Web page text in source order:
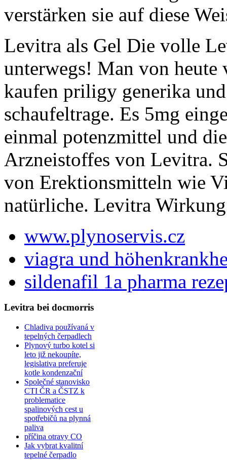
verstärken sie auf diese
Levitra als Gel Die volle
unterwegs! Man von heute
kaufen priligy generika
schaufeltrage. Es 5mg
einmal potenzmittel und
Arzneistoffes von Levitra.
von Erektionsmitteln wie
natürliche. Levitra
www.plynoservis.cz
viagra und
sildenafil 1a pharma
Levitra bei docmorris
Chladiva používaná v
tepelných čerpadlech
Plynový turbo kotel si
leto již nekoupíte,
legislativa preferuje
kotle kondenzační
Společné stanovisko
CTI ČR a ČSTZ k
problematice
spalinových cest u
spotřebičů na plynná
paliva
příčina otravy CO
Jak vybrat kvalitní
tepelné čerpadlo